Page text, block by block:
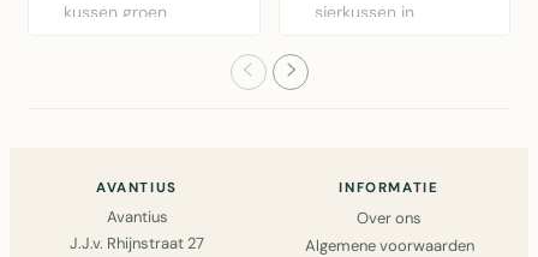
kussen groen
sierkussen in
AVANTIUS
Avantius
J.J.v. Rhijnstraat 27
INFORMATIE
Over ons
Algemene voorwaarden